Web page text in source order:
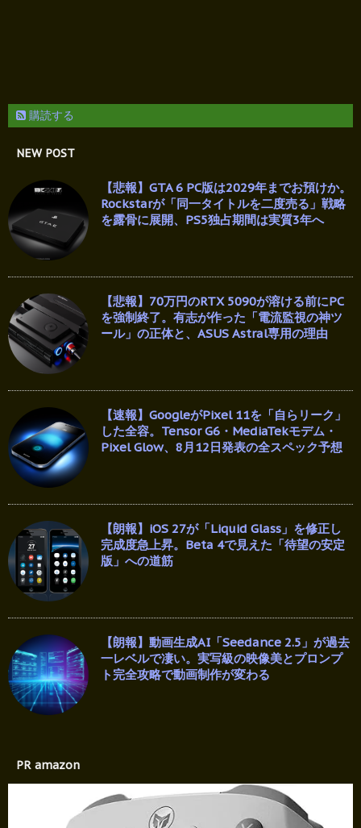
購読する
NEW POST
【悲報】GTA 6 PC版は2029年までお預けか。
Rockstarが「同一タイトルを二度売る」戦略
を露骨に展開、PS5独占期間は実質3年へ
【悲報】70万円のRTX 5090が溶ける前にPC
を強制終了。有志が作った「電流監視の神ツ
ール」の正体と、ASUS Astral専用の理由
【速報】GoogleがPixel 11を「自らリーク」
した全容。Tensor G6・MediaTekモデム・
Pixel Glow、8月12日発表の全スペック予想
【朗報】iOS 27が「Liquid Glass」を修正し
完成度急上昇。Beta 4で見えた「待望の安定
版」への道筋
【朗報】動画生成AI「Seedance 2.5」が過去
一レベルで凄い。実写級の映像美とプロンプ
ト完全攻略で動画制作が変わる
PR amazon